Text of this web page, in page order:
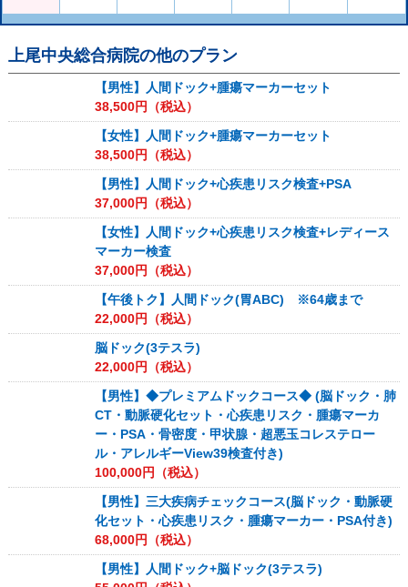
上尾中央総合病院の他のプラン
【男性】人間ドック+腫瘍マーカーセット
38,500円（税込）
【女性】人間ドック+腫瘍マーカーセット
38,500円（税込）
【男性】人間ドック+心疾患リスク検査+PSA
37,000円（税込）
【女性】人間ドック+心疾患リスク検査+レディース
マーカー検査
37,000円（税込）
【午後トク】人間ドック(胃ABC) ※64歳まで
22,000円（税込）
脳ドック(3テスラ)
22,000円（税込）
【男性】◆プレミアムドックコース◆ (脳ドック・肺
CT・動脈硬化セット・心疾患リスク・腫瘍マーカ
ー・PSA・骨密度・甲状腺・超悪玉コレステロー
ル・アレルギーView39検査付き)
100,000円（税込）
【男性】三大疾病チェックコース(脳ドック・動脈硬
化セット・心疾患リスク・腫瘍マーカー・PSA付き)
68,000円（税込）
【男性】人間ドック+脳ドック(3テスラ)